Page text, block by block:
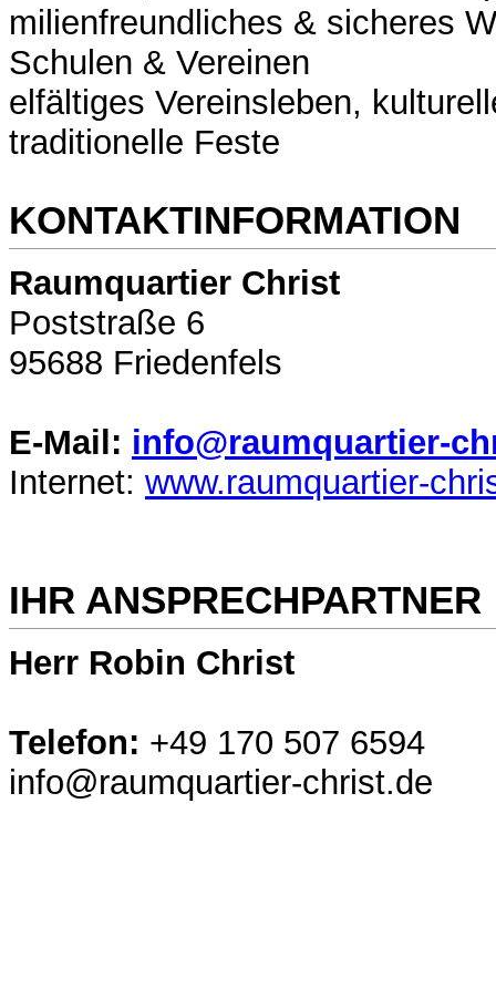
milienfreundliches & sicheres
Schulen & Vereinen
elfältiges Vereinsleben,
traditionelle Feste
KONTAKTINFORMATION
Raumquartier Christ
Poststraße 6
95688 Friedenfels
E-Mail: info@raumquartier-
Internet: www.raumquartier-
IHR ANSPRECHPARTNER
Herr Robin Christ
Telefon: +49 170 507 6594
info@raumquartier-christ.de